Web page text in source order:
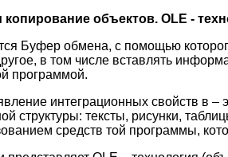
объектов. OLE -
Буфер обмена, с помощью
в том числе вставлять
программой.
интеграционных свойств в –
структуры: тексты, рисунки,
средств той программы,